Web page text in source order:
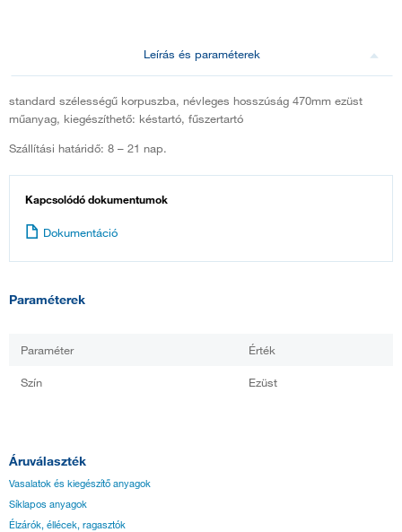
Leírás és paraméterek
standard szélességű korpuszba, névleges hosszúság 470mm ezüst
műanyag, kiegészíthető: késtartó, fűszertartó
Szállítási határidő: 8 – 21 nap.
Kapcsolódó dokumentumok
Dokumentáció
Paraméterek
Paraméter Érték
Szín Ezüst
Áruválaszték
Vasalatok és kiegészítő anyagok
Síklapos anyagok
Élzárók, éllécek, ragasztók